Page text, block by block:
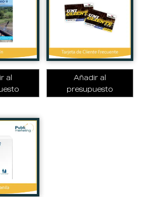
al
Añadir al
presupuesto